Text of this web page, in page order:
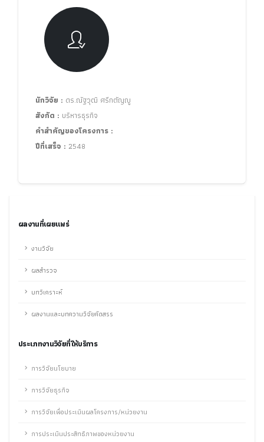
นักวิจัย : ดร.ณัฐวุฒิ ศรีกตัญญู
สังกัด : บริหารธุรกิจ
คำสำคัญของโครงการ :
ปีที่เสร็จ : 2548
ผลงานที่เผยแพร่
งานวิจัย
ผลสำรวจ
บทวิเคราะห์
ผลงานและบทความวิจัยคัดสรร
ประเภทงานวิจัยที่ให้บริการ
การวิจัยนโยบาย
การวิจัยธุรกิจ
การวิจัยเพื่อประเมินผลโครงการ/หน่วยงาน
การประเมินประสิทธิภาพของหน่วยงาน